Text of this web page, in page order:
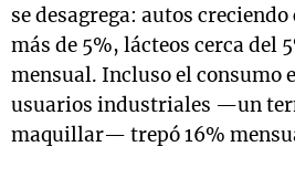
se desagrega: autos
más de 5%, lácteos cerca del
mensual. Incluso el consumo
usuarios industriales —un
maquillar— trepó 16%